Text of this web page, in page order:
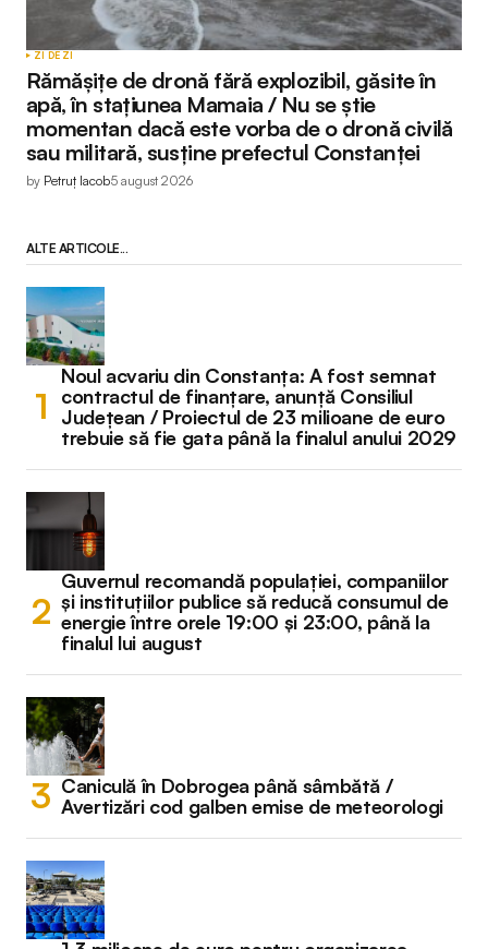
ZI DE ZI
Rămășițe de dronă fără explozibil, găsite în
apă, în stațiunea Mamaia / Nu se știe
momentan dacă este vorba de o dronă civilă
sau militară, susține prefectul Constanței
by Petruț Iacob5 august 2026
ALTE ARTICOLE...
Noul acvariu din Constanța: A fost semnat
contractul de finanțare, anunță Consiliul
Județean / Proiectul de 23 milioane de euro
trebuie să fie gata până la finalul anului 2029
Guvernul recomandă populației, companiilor
și instituțiilor publice să reducă consumul de
energie între orele 19:00 și 23:00, până la
finalul lui august
Caniculă în Dobrogea până sâmbătă /
Avertizări cod galben emise de meteorologi